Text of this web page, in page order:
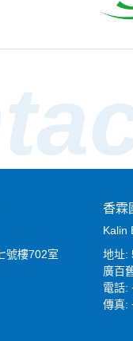
號樓702室
香霖
Kalin
地址:
廣百
電話:
傳真: